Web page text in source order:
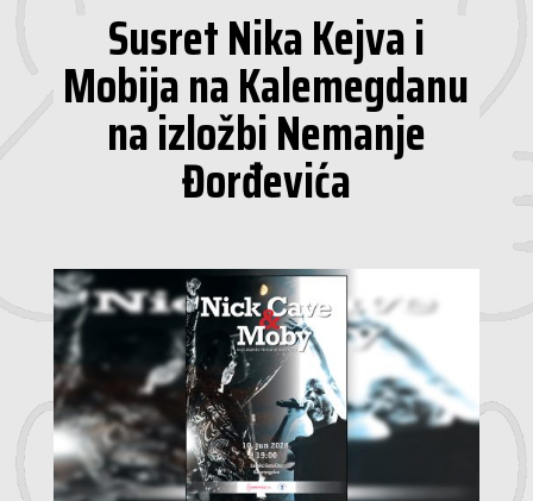
Susret Nika Kejva i
Mobija na Kalemegdanu
na izložbi Nemanje
Đorđevića